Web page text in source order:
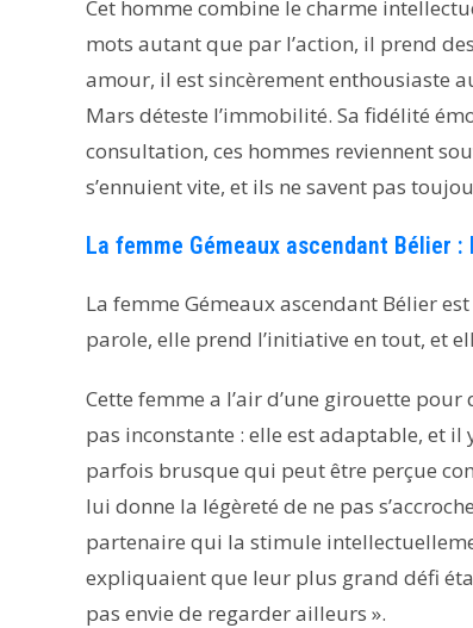
Cet homme combine le charme
mots autant que par l’action, il prend
amour, il est sincèrement enthousiaste
Mars déteste l’immobilité. Sa fidélité
consultation, ces hommes reviennent
s’ennuient vite, et ils ne savent pas
La femme Gémeaux ascendant Bélier
La femme Gémeaux ascendant Bélier
parole, elle prend l’initiative en tout, et
Cette femme a l’air d’une girouette
pas inconstante : elle est adaptable, et il
parfois brusque qui peut être perçue
lui donne la légèreté de ne pas
partenaire qui la stimule
expliquaient que leur plus grand défi
pas envie de regarder ailleurs ».